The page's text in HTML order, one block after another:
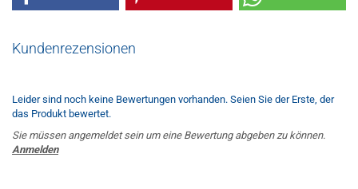
Kundenrezensionen
Leider sind noch keine Bewertungen vorhanden. Seien Sie der Erste, der
das Produkt bewertet.
Sie müssen angemeldet sein um eine Bewertung abgeben zu können.
Anmelden